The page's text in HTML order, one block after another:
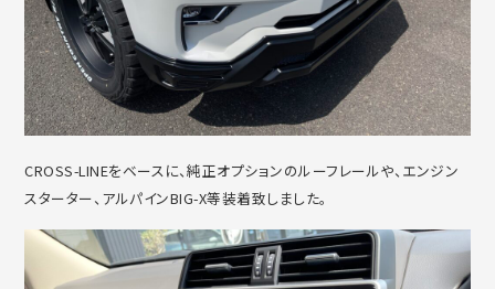
CROSS-LINEをベースに、純正オプションのルーフレールや、エンジン
スターター、アルパインBIG-X等装着致しました。